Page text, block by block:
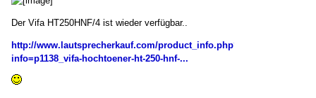
Der Vifa HT250HNF/4 ist wieder verfügbar..
http://www.lautsprecherkauf.com/product_info.php?
info=p1138_vifa-hochtoener-ht-250-hnf-...